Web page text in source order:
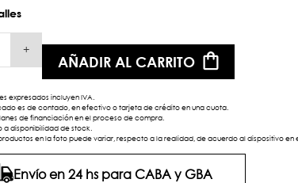
+
AÑADIR AL CARRITO
expresados incluyen IVA.
es de contado, en efectivo o tarjeta de crédito en una cuota.
de financiación en el proceso de compra.
a disponibilidad de stock.
en la foto puede variar, respecto a la realidad, de acuerdo al dispositivo en
Envío en 24 hs para CABA y GBA